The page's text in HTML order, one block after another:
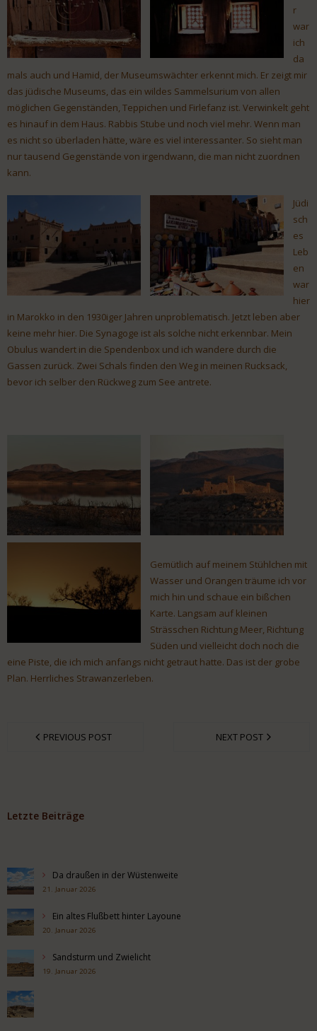
r
war
ich
da
mals auch und Hamid, der Museumswächter erkennt mich. Er zeigt mir
das jüdische Museums, das ein wildes Sammelsurium von allen
möglichen Gegenständen, Teppichen und Firlefanz ist. Verwinkelt geht
es hinauf in dem Haus. Rabbis Stube und noch viel mehr. Wenn man
es nicht so überladen hätte, wäre es viel interessanter. So sieht man
nur tausend Gegenstände von irgendwann, die man nicht zuordnen
kann.
Jüdi
sch
es
Leb
en
war
hier
in Marokko in den 1930iger Jahren unproblematisch. Jetzt leben aber
keine mehr hier. Die Synagoge ist als solche nicht erkennbar. Mein
Obulus wandert in die Spendenbox und ich wandere durch die
Gassen zurück. Zwei Schals finden den Weg in meinen Rucksack,
bevor ich selber den Rückweg zum See antrete.
Gemütlich auf meinem Stühlchen mit
Wasser und Orangen träume ich vor
mich hin und schaue ein bißchen
Karte. Langsam auf kleinen
Strässchen Richtung Meer, Richtung
Süden und vielleicht doch noch die
eine Piste, die ich mich anfangs nicht getraut hatte. Das ist der grobe
Plan. Herrliches Strawanzerleben.
PREVIOUS POST NEXT POST
Letzte Beiträge
Da draußen in der Wüstenweite
21. Januar 2026
Ein altes Flußbett hinter Layoune
20. Januar 2026
Sandsturm und Zwielicht
19. Januar 2026